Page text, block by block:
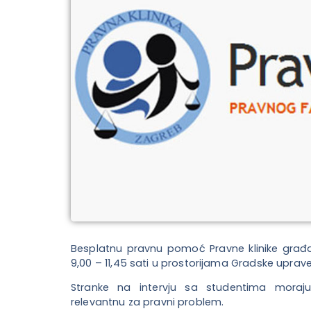
Besplatnu pravnu pomoć Pravne klinike
9,00 – 11,45 sati u prostorijama Gradske
Stranke na intervju sa studentima
relevantnu za pravni problem.